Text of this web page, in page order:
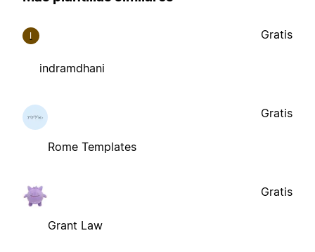
I
indramdhani
Gratis
Rome Templates
Gratis
Grant Law
Gratis